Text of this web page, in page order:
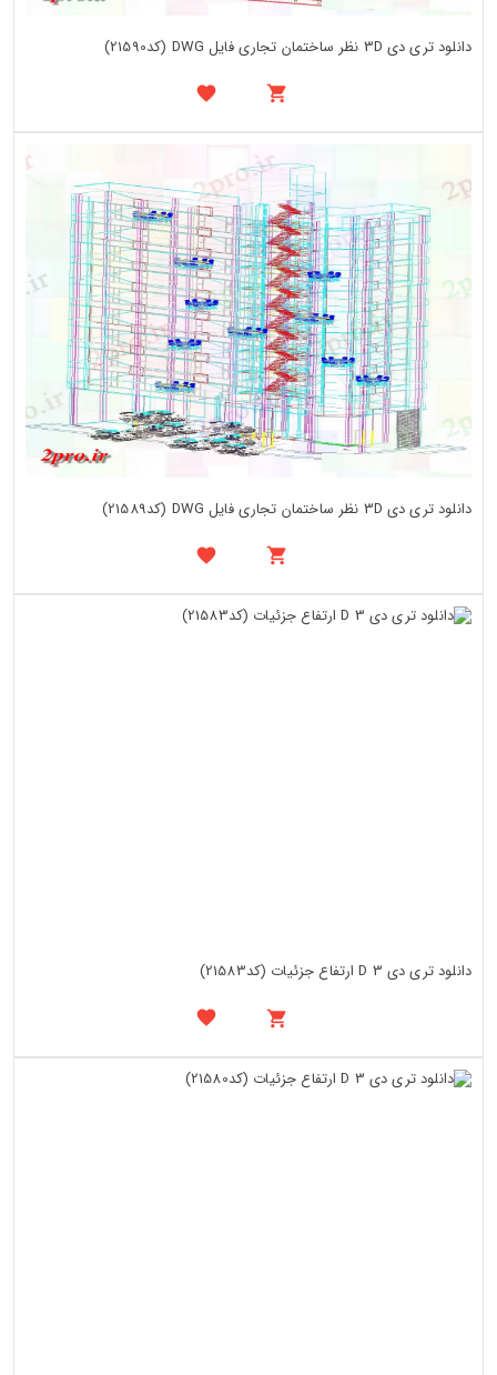
دانلود تری دی 3D نظر ساختمان تجاری فایل DWG (کد21590)
دانلود تری دی 3D نظر ساختمان تجاری فایل DWG (کد21589)
دانلود تری دی 3 D ارتفاع جزئیات (کد21583)